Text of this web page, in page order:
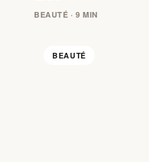
BEAUTÉ · 9 MIN
BEAUTÉ